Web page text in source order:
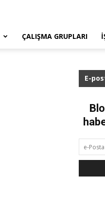
ÇALIŞMA GRUPLARI
E-